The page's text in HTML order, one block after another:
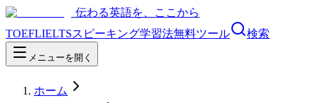
伝わる英語を、ここから
TOEFLIELTSスピーキング学習法無料ツール 検索
メニューを開く
ホーム